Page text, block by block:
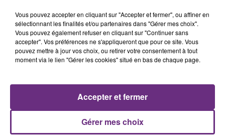
LES PODCASTS
Vous pouvez accepter en cliquant sur "Accepter et fermer", ou affiner en
sélectionnant les finalités et/ou partenaires dans "Gérer mes choix".
Vous pouvez également refuser en cliquant sur "Continuer sans
accepter". Vos préférences ne s'appliqueront que pour ce site. Vous
pouvez mettre à jour vos choix, ou retirer votre consentement à tout
moment via le lien "Gérer les cookies" situé en bas de chaque page.
Gérer mes choix
Accepter et fermer